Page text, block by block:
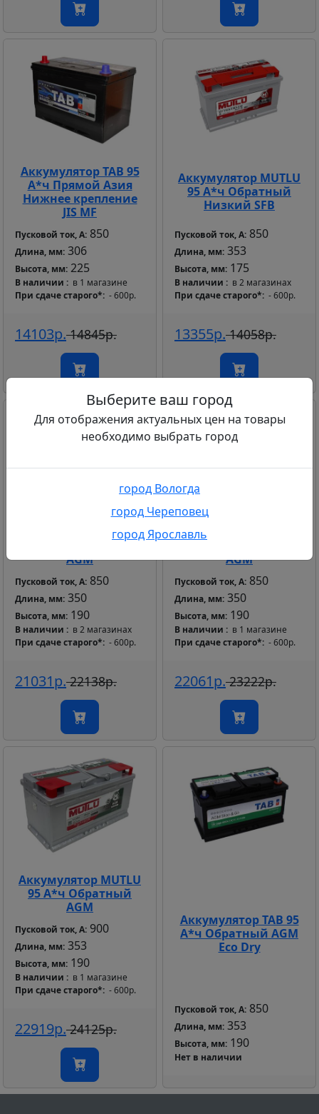
Выберите ваш город
Для отображения актуальных цен на товары
необходимо выбрать город
город Вологда
город Череповец
город Ярославль
Аккумулятор TAB 95
А*ч Прямой Азия
Нижнее крепление
JIS MF
Пусковой ток, А: 850
Длина, мм: 306
Высота, мм: 225
В наличии
в 1 магазине
При сдаче старого* - 600р.
14103р.14845р.
Аккумулятор MUTLU
95 А*ч Обратный
Низкий SFB
Пусковой ток, А: 850
Длина, мм: 353
Высота, мм: 175
В наличии
в 2 магазинах
При сдаче старого* - 600р.
13355р.14058р.
Аккумулятор DELTA
95 А*ч Обратный
AGM
Пусковой ток, А: 850
Длина, мм: 350
Высота, мм: 190
В наличии
в 2 магазинах
При сдаче старого* - 600р.
21031р.22138р.
Аккумулятор SONIC
AGM
Пусковой ток, А: 850
Длина, мм: 350
Высота, мм: 190
В наличии
в 1 магазине
При сдаче старого* - 600р.
22061р.23222р.
Аккумулятор MUTLU
95 А*ч Обратный
AGM
Пусковой ток, А: 900
Длина, мм: 353
Высота, мм: 190
В наличии
в 1 магазине
При сдаче старого* - 600р.
22919р.24125р.
Аккумулятор TAB 95
А*ч Обратный AGM
Eco Dry
Пусковой ток, А: 850
Длина, мм: 353
Высота, мм: 190
Нет в наличии